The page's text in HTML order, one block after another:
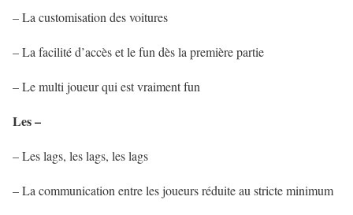
– La customisation des voitures
– La facilité d’accès et le fun dès la première partie
– Le multi joueur qui estvraimentfun
Les –
– Les lags, les lags, les lags
– La communication entre les joueurs réduite au stricte minimum